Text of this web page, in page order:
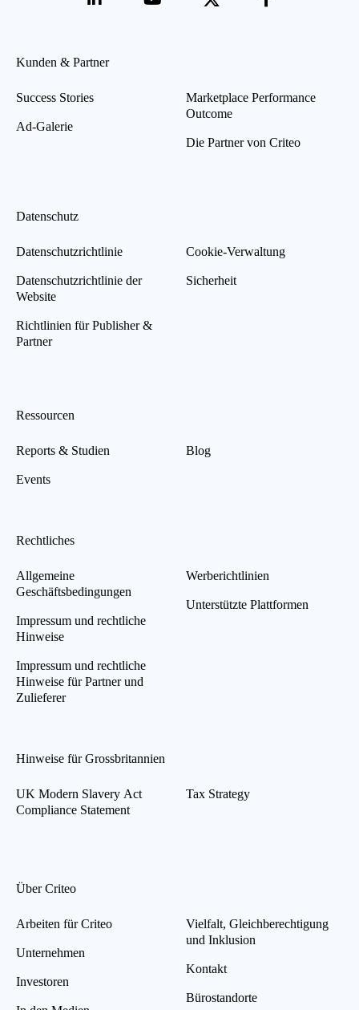
Kunden & Partner
Success Stories
Ad-Galerie
Marketplace Performance
Outcome
Die Partner von Criteo
Datenschutz
Datenschutzrichtlinie
Datenschutzrichtlinie der
Website
Richtlinien für Publisher &
Partner
Cookie-Verwaltung
Sicherheit
Ressourcen
Reports & Studien
Events
Blog
Rechtliches
Allgemeine
Geschäftsbedingungen
Impressum und rechtliche
Hinweise
Impressum und rechtliche
Hinweise für Partner und
Zulieferer
Werberichtlinien
Unterstützte Plattformen
Hinweise für Grossbritannien
UK Modern Slavery Act
Compliance Statement
Tax Strategy
Über Criteo
Arbeiten für Criteo
Unternehmen
Investoren
Vielfalt, Gleichberechtigung
und Inklusion
Kontakt
Bürostandorte